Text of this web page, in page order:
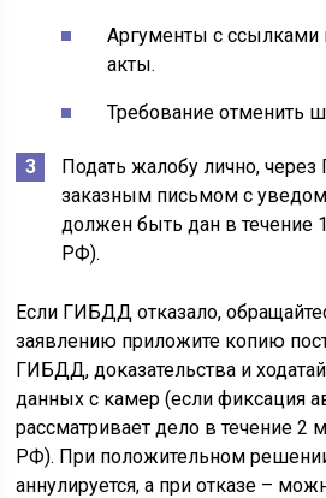
Аргументы с ссылками
акты.
Требование отменить
Подать жалобу лично, через
заказным письмом с
должен быть дан в течение
РФ).
Если ГИБДД отказало,
заявлению приложите копию
ГИБДД, доказательства и
данных с камер (если фиксация
рассматривает дело в течение 2
РФ). При положительном
аннулируется, а при отказе –